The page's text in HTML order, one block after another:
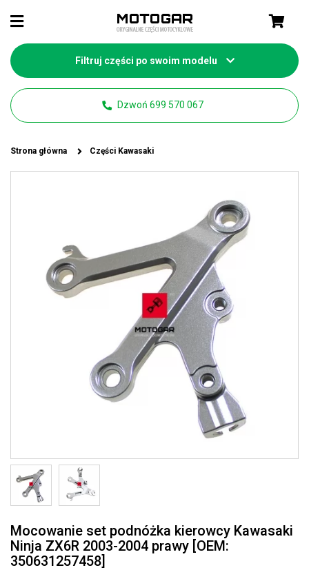
Filtruj części po swoim modelu
Dzwoń 699 570 067
Strona główna Części Kawasaki
Mocowanie set podnóżka kierowcy Kawasaki
Ninja ZX6R 2003-2004 prawy [OEM:
350631257458]